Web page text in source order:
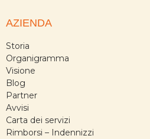
AZIENDA
Storia
Organigramma
Visione
Blog
Partner
Avvisi
Carta dei servizi
Rimborsi – Indennizzi